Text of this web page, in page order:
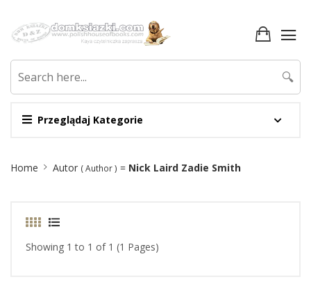
Przeglądaj Kategorie
🔍
Breadcrumb
Home Autor ( Author ) = Nick Laird Zadie Smith
Showing 1 to 1 of 1 (1 Pages)